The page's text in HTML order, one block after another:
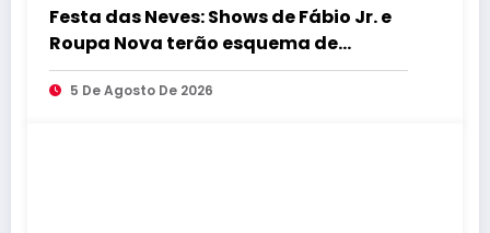
Festa das Neves: Shows de Fábio Jr. e
Roupa Nova terão esquema de
trânsito especial e ônibus extra
5 De Agosto De 2026